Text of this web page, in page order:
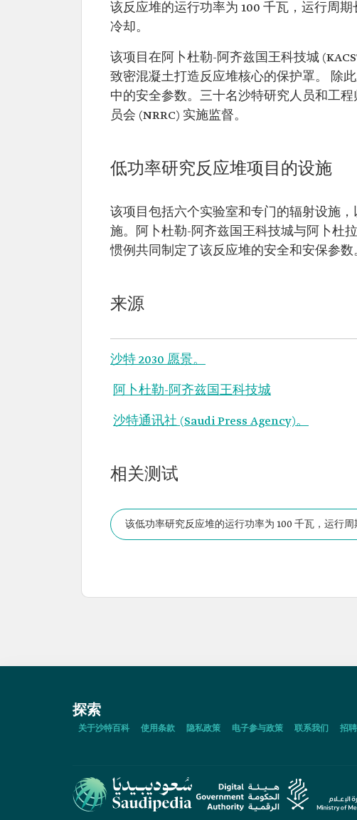
该反应堆的运行功率为 100 千瓦，运行周
冷却。
该项目在阿卜杜勒-阿齐兹国王科技城
致密混凝土打造反应堆核心的保护罩。 除
中的安全参数。三十名沙特研究人员和工
员会 (NRRC) 实施监督。
低功率研究反应堆项目的设施
该项目包括六个实验室和专门的辐射设施
施。阿卜杜勒-阿齐兹国王科技城与阿卜杜
惯例共同制定了该反应堆的安全和安保参数
来源
沙特 2030 愿景。
阿卜杜勒-阿齐兹国王科技城
沙特通讯社 (Saudi Press Agency)。
相关测试
该低功率研究反应堆的运行功率为 100 千瓦，运行周
探索
关于沙特百科 使用条款 隐私政策 电子参与政策 联系我们 招